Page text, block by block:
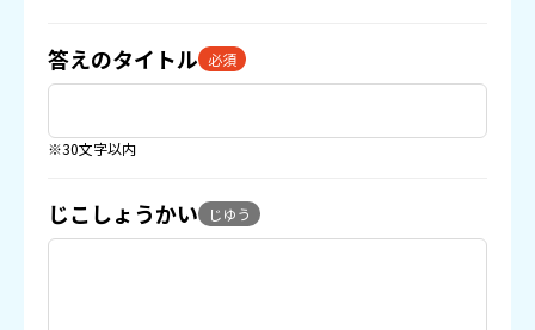
答えのタイトル 必須
※30文字以内
じこしょうかい じゆう